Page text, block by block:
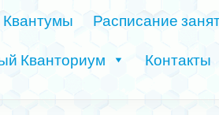
Квантумы Расписание
Кванториум Контакты